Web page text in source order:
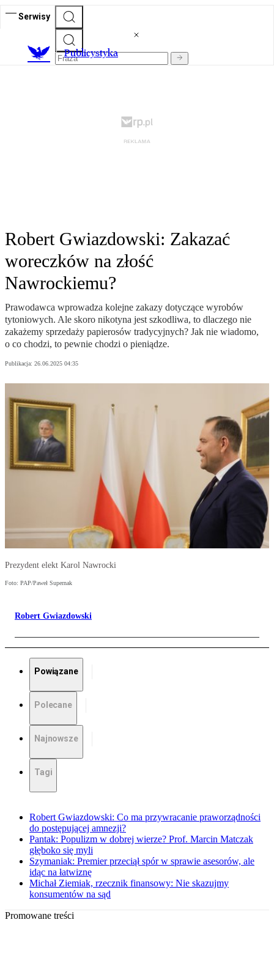
Serwisy
Publicystyka
Robert Gwiazdowski: Zakazać
woreczków na złość
Nawrockiemu?
Prawodawca wprowadza kolejne zakazy dotyczące wyrobów
tytoniowych. Ale skoro nikotyna jest szkodliwa, to dlaczego nie
zakażemy sprzedaży papierosów tradycyjnych? Jak nie wiadomo,
o co chodzi, to pewnie chodzi o pieniądze.
Publikacja: 26.06.2025 04:35
Prezydent elekt Karol Nawrocki
Foto: PAP/Paweł Supernak
Robert Gwiazdowski
Powiązane
Polecane
Najnowsze
Tagi
Robert Gwiazdowski: Co ma przywracanie praworządności
do postępującej amnezji?
Pantak: Populizm w dobrej wierze? Prof. Marcin Matczak
głęboko się myli
Szymaniak: Premier przeciął spór w sprawie asesorów, ale
idąc na łatwiznę
Michał Ziemiak, rzecznik finansowy: Nie skazujmy
konsumentów na sąd
Promowane treści